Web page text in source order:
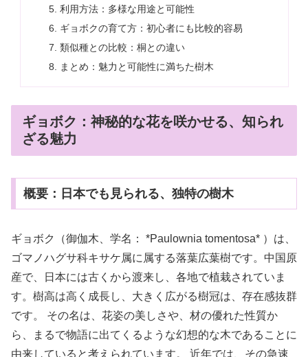
利用方法：多様な用途と可能性
ギョボクの育て方：初心者にも比較的容易
類似種との比較：桐との違い
まとめ：魅力と可能性に満ちた樹木
ギョボク：神秘的な花を咲かせる、知られ
ざる魅力
概要：日本でも見られる、独特の樹木
ギョボク（御伽木、学名： *Paulownia tomentosa* ）は、
ゴマノハグサ科キサケ属に属する落葉広葉樹です。中国原
産で、日本には古くから渡来し、各地で植栽されていま
す。樹高は高く成長し、大きく広がる樹冠は、存在感抜群
です。 その名は、花姿の美しさや、材の優れた性質か
ら、まるで物語に出てくるような幻想的な木であることに
由来していると考えられています。 近年では、その急速